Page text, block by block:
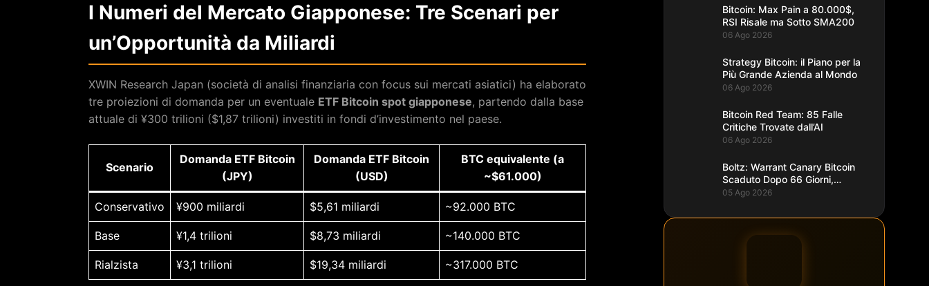
I Numeri del Mercato Giapponese: Tre Scenari per
un’Opportunità da Miliardi
XWIN Research Japan (società di analisi finanziaria con focus sui mercati asiatici) ha elaborato
tre proiezioni di domanda per un eventuale ETF Bitcoin spot giapponese, partendo dalla base
attuale di ¥300 trilioni ($1,87 trilioni) investiti in fondi d’investimento nel paese.
Scenario
Domanda ETF Bitcoin
(JPY)
Domanda ETF Bitcoin
(USD)
BTC equivalente (a
~$61.000)
Conservativo ¥900 miliardi $5,61 miliardi ~92.000 BTC
Base ¥1,4 trilioni $8,73 miliardi ~140.000 BTC
Rialzista ¥3,1 trilioni $19,34 miliardi ~317.000 BTC
Bitcoin: Max Pain a 80.000$,
RSI Risale ma Sotto SMA200
06 Ago 2026
Strategy Bitcoin: il Piano per la
Più Grande Azienda al Mondo
06 Ago 2026
Bitcoin Red Team: 85 Falle
Critiche Trovate dall’AI
06 Ago 2026
Boltz: Warrant Canary Bitcoin
Scaduto Dopo 66 Giorni,
Record
05 Ago 2026